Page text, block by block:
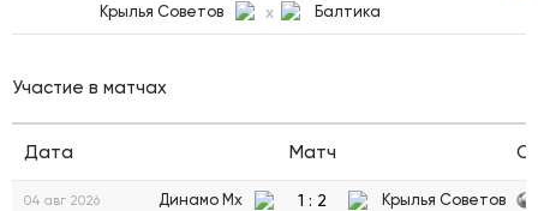
Крылья Советов x Балтика
Участие в матчах
Дата Матч
04 авг 2026 Динамо Мх 1 : 2 Крылья Советов